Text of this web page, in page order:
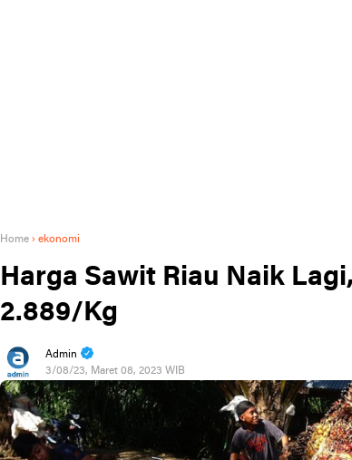
Home › ekonomi
Harga Sawit Riau Naik
2.889/Kg
Admin
3/08/23, Maret 08, 2023 WIB